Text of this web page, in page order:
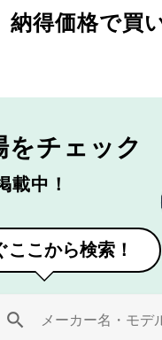
納得価格で買
をチェック
載中！
ここから検索！